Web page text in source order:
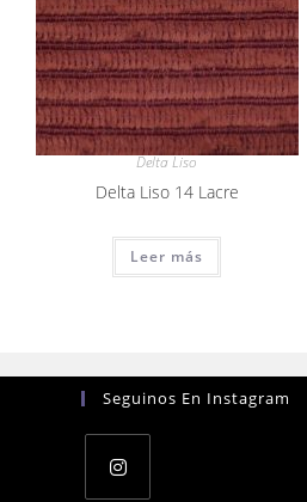
Delta Liso
Delta Liso 14 Lacre
Leer más
Seguinos En Instagram